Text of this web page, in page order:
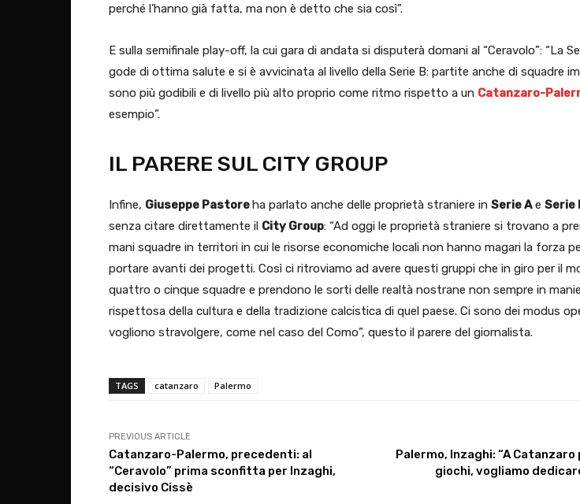
perché l’hanno già fatta, ma non è detto che sia così”.
E sulla semifinale play-off, la cui gara di andata si disputerà domani al “Ceravolo”: “La
gode di ottima salute e si è avvicinata al livello della Serie B: partite anche di squadre
sono più godibili e di livello più alto proprio come ritmo rispetto a un Catanzaro-
esempio”.
IL PARERE SUL CITY GROUP
Infine, Giuseppe Pastoreha parlato anche delle proprietà straniere in Serie Ae Serie
senza citare direttamente il City Group: “Ad oggi le proprietà straniere si trovano a
mani squadre in territori in cui le risorse economiche locali non hanno magari la forza
portare avanti dei progetti. Così ci ritroviamo ad avere questi gruppi che in giro per il
quattro o cinque squadre e prendono le sorti delle realtà nostrane non sempre in
rispettosa della cultura e della tradizione calcistica di quel paese. Ci sono dei modus
vogliono stravolgere, come nel caso del Como”, questo il parere del giornalista.
TAGS catanzaro Palermo
PREVIOUS ARTICLE
Catanzaro-Palermo, precedenti: al
“Ceravolo” prima sconfitta per Inzaghi,
decisivo Cissè
Palermo, Inzaghi: “A
giochi, vogliamo